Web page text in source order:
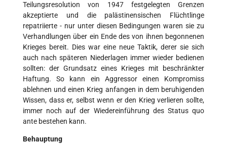
Teilungsresolution von 1947 festgelegten Grenzen
akzeptierte und die palästinensischen Flüchtlinge
repatriierte - nur unter diesen Bedingungen waren sie zu
Verhandlungen über ein Ende des von ihnen begonnenen
Krieges bereit. Dies war eine neue Taktik, derer sie sich
auch nach späteren Niederlagen immer wieder bedienen
sollten: der Grundsatz eines Krieges mit beschränkter
Haftung. So kann ein Aggressor einen Kompromiss
ablehnen und einen Krieg anfangen in dem beruhigenden
Wissen, dass er, selbst wenn er den Krieg verlieren sollte,
immer noch auf der Wiedereinführung des Status quo
ante bestehen kann.
Behauptung